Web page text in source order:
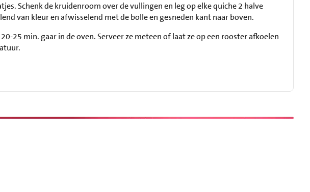
Schenk de kruidenroom over de vullingen en leg op elke quiche 2 halve
van kleur en afwisselend met de bolle en gesneden kant naar boven.
25 min. gaar in de oven. Serveer ze meteen of laat ze op een rooster afkoelen